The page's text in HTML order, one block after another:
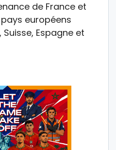
de France et
européens
Espagne et